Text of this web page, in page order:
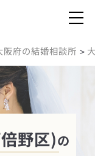
阪府の結婚相談所 >
野区)の